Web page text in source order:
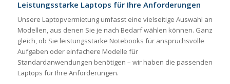
Leistungsstarke Laptops für Ihre Anforderungen
Unsere Laptopvermietung umfasst eine vielseitige Auswahl an
Modellen, aus denen Sie je nach Bedarf wählen können. Ganz
gleich, ob Sie leistungsstarke Notebooks für anspruchsvolle
Aufgaben oder einfachere Modelle für
Standardanwendungen benötigen – wir haben die passenden
Laptops für Ihre Anforderungen.